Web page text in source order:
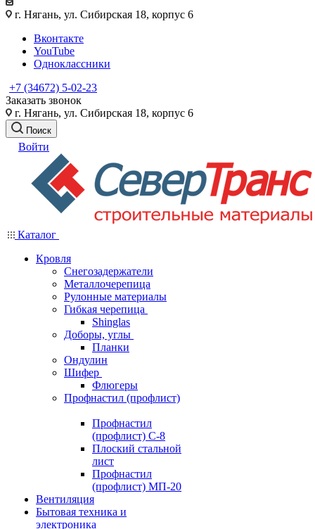
г. Нягань, ул. Сибирская 18, корпус 6
Вконтакте
YouTube
Одноклассники
+7 (34672) 5-02-23
Заказать звонок
г. Нягань, ул. Сибирская 18, корпус 6
Поиск
Войти
Каталог
Кровля
Снегозадержатели
Металлочерепица
Рулонные материалы
Гибкая черепица
Shinglas
Доборы, углы
Планки
Ондулин
Шифер
Флюгеры
Профнастил (профлист)
Профнастил
(профлист) С-8
Плоский стальной
лист
Профнастил
(профлист) МП-20
Вентиляция
Бытовая техника и
электроника